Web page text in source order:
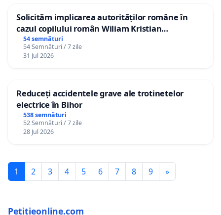
Solicităm implicarea autorităților române în
cazul copilului român Wiliam Kristian
Gheorghe, aflat în plasament în Danemarca de
12 ani
54 semnături
54 Semnături / 7 zile
31 Jul 2026
Reduceți accidentele grave ale trotinetelor
electrice în Bihor
538 semnături
52 Semnături / 7 zile
28 Jul 2026
1 2 3 4 5 6 7 8 9 »
Petitieonline.com